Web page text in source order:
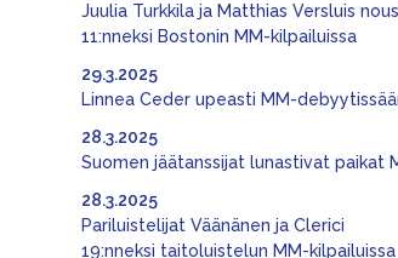
Juulia Turkkila ja Matthias Versluis
11:nneksi Bostonin MM-kilpailuissa
Linnea Ceder upeasti MM-
29.3.2025
Suomen jäätanssijat lunastivat paikat
28.3.2025
Pariluistelijat Väänänen ja Clerici
19:nneksi taitoluistelun MM-kilpailuissa
28.3.2025